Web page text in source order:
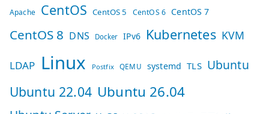
Apache CentOS CentOS 5 CentOS 6 CentOS 7
CentOS 8 DNS Docker IPv6 Kubernetes KVM
LDAP Linux Postfix QEMU systemd TLS Ubuntu
Ubuntu 22.04 Ubuntu 26.04